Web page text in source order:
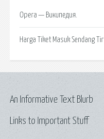
Opera — Википедия.
Harga Tiket Masuk Sendang
Links to Important Stuff
An Informative Text Blurb